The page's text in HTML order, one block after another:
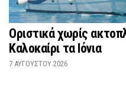
Οριστικά χωρίς
Καλοκαίρι τα Ιόνια
7 ΑΥΓΟΎΣΤΟΥ 2026